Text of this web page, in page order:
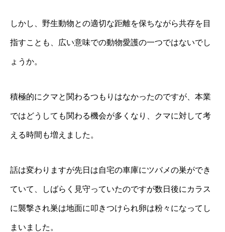
しかし、野生動物との適切な距離を保ちながら共存を目
指すことも、広い意味での動物愛護の一つではないでし
ょうか。
積極的にクマと関わるつもりはなかったのですが、本業
ではどうしても関わる機会が多くなり、クマに対して考
える時間も増えました。
話は変わりますが先日は自宅の車庫にツバメの巣ができ
ていて、しばらく見守っていたのですが数日後にカラス
に襲撃され巣は地面に叩きつけられ卵は粉々になってし
まいました。